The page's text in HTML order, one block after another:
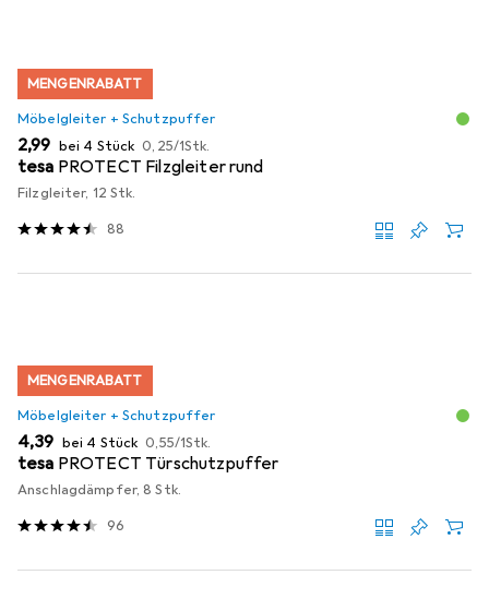
MENGENRABATT
Möbelgleiter + Schutzpuffer
EUR
2,99 bei 4 Stück EUR
0,25/1Stk.
tesa PROTECT Filzgleiter rund
Filzgleiter, 12 Stk.
88
MENGENRABATT
Möbelgleiter + Schutzpuffer
EUR
4,39 bei 4 Stück EUR
0,55/1Stk.
tesa PROTECT Türschutzpuffer
Anschlagdämpfer, 8 Stk.
96